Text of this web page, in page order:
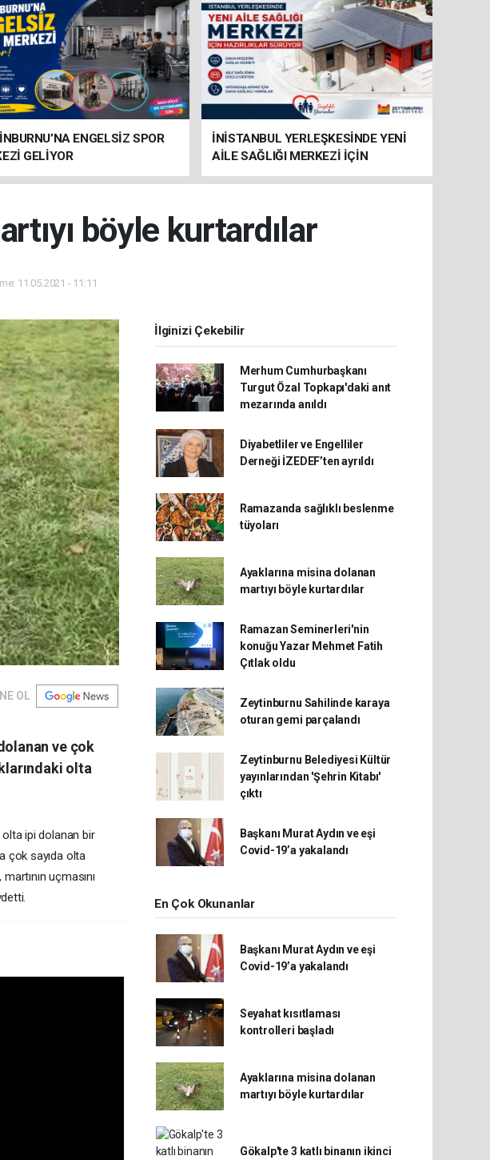
ENGELSİZ SPOR
GELİYOR
İNİSTANBUL YERLEŞKESİNDE YENİ
AİLE SAĞLIĞI MERKEZİ İÇİN
HAZIRLIKLAR SÜRÜYOR
böyle kurtardılar
11.05.2021 - 11:11
OL
ve çok
olta
ipi dolanan bir
çok sayıda olta
uçmasını
İlginizi Çekebilir
Merhum Cumhurbaşkanı
Turgut Özal Topkapı'daki anıt
mezarında anıldı
Diyabetliler ve Engelliler
Derneği İZEDEF’ten ayrıldı
Ramazanda sağlıklı beslenme
tüyoları
Ayaklarına misina dolanan
martıyı böyle kurtardılar
Ramazan Seminerleri'nin
konuğu Yazar Mehmet Fatih
Çıtlak oldu
Zeytinburnu Sahilinde karaya
oturan gemi parçalandı
Zeytinburnu Belediyesi Kültür
yayınlarından 'Şehrin Kitabı'
çıktı
Başkanı Murat Aydın ve eşi
Covid-19’a yakalandı
En Çok Okunanlar
Başkanı Murat Aydın ve eşi
Covid-19’a yakalandı
Seyahat kısıtlaması
kontrolleri başladı
Ayaklarına misina dolanan
martıyı böyle kurtardılar
Gökalp'te 3 katlı binanın ikinci